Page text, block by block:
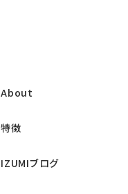
About
特徴
IZUMIブログ